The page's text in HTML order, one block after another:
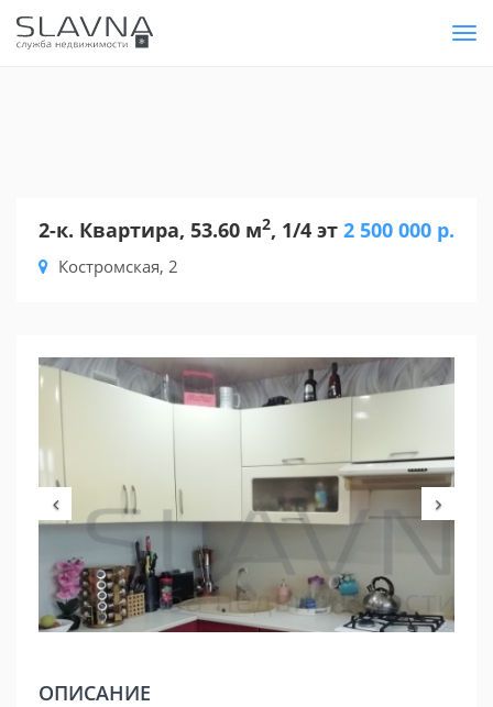
2-к. Квартира, 53.60 м2, 1/4 эт
Костромская, 2
2 500 000 р.
Previous
ОПИСАНИЕ